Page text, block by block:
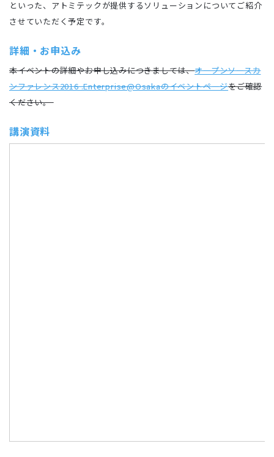
といった、アトミテックが提供するソリューションについてご紹介
させていただく予定です。
詳細・お申込み
本イベントの詳細やお申し込みにつきましては、オープンソースカ
ンファレンス2016 .Enterprise@Osakaのイベントページをご確認
ください。
講演資料